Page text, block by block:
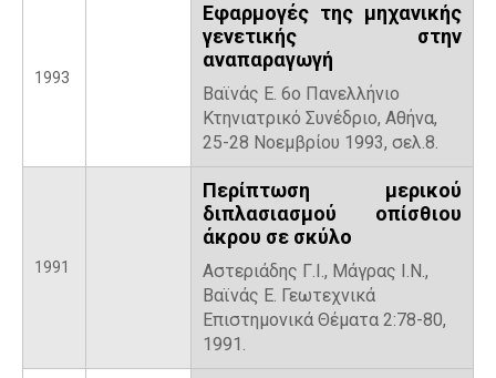
1993
Εφαρμογές της μηχανικής
γενετικής στην
αναπαραγωγή
Βαϊνάς E. 6ο Πανελλήνιο
Κτηνιατρικό Συνέδριο, Αθήνα,
25-28 Νοεμβρίου 1993, σελ.8.
1991
Περίπτωση μερικού
διπλασιασμού οπίσθιου
άκρου σε σκύλο
Αστεριάδης Γ.Ι., Μάγρας Ι.Ν.,
Βαϊνάς Ε. Γεωτεχνικά
Επιστημονικά Θέματα 2:78-80,
1991.